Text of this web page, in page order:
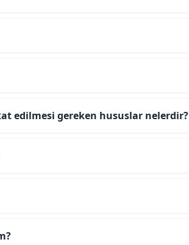
edilmesi gereken hususlar nelerdir?